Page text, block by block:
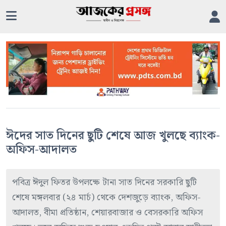
ঈদের সাত দিনের ছুটি শেষে আজ খুলছে ব্যাংক-
অফিস-আদালত
পবিত্র ঈদুল ফিতর উপলক্ষে টানা সাত দিনের সরকারি ছুটি
শেষে মঙ্গলবার (২৪ মার্চ) থেকে দেশজুড়ে ব্যাংক, অফিস-
আদালত, বীমা প্রতিষ্ঠান, শেয়ারবাজার ও বেসরকারি অফিস